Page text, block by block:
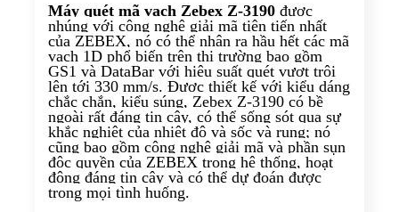
Máy quét mã vạch Zebex Z-3190được
nhúng với công nghệ giải mã tiên tiến nhất
của ZEBEX, nó có thể nhận ra hầu hết các mã
vạch 1D phổ biến trên thị trường bao gồm
GS1 và DataBar với hiệu suất quét vượt trội
lên tới 330 mm/s. Được thiết kế với kiểu dáng
chắc chắn, kiểu súng, Zebex Z-3190 có bề
ngoài rất đáng tin cậy, có thể sống sót qua sự
khắc nghiệt của nhiệt độ và sốc và rung; nó
cũng bao gồm công nghệ giải mã và phần sụn
độc quyền của ZEBEX trong hệ thống, hoạt
động đáng tin cậy và có thể dự đoán được
trong mọi tình huống.